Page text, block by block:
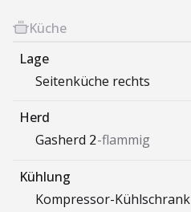
Küche
Lage
Seitenküche rechts
Herd
Gasherd 2-flammig
Kühlung
Kompressor-Kühlschrank